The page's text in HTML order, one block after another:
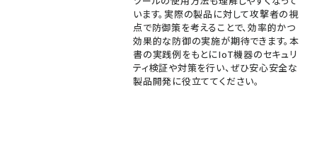
います。実際の製品に対して攻撃者の視
点で防御策を考えることで、効率的かつ
効果的な防御の実施が期待できます。本
書の実践例をもとにIoT機器のセキュリ
ティ検証や対策を行い、ぜひ安心安全な
製品開発に役立ててください。